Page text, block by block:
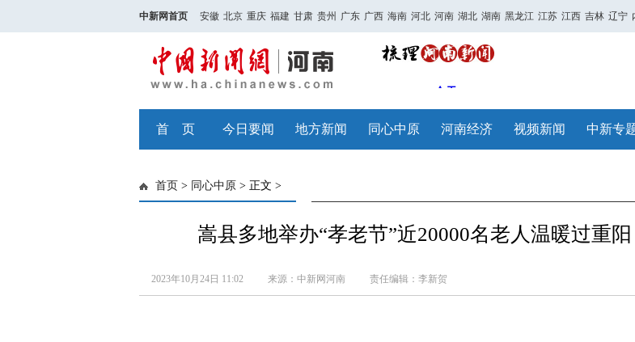
中新网首页 安徽 北京 重庆 福建 甘肃 贵州 广东 广西 海南 河北 河南 湖北 湖南 黑龙江 江苏 江西 吉林 辽宁
首 页 今日要闻 地方新闻 同心中原 河南经济 视频新闻 中新专
首页 > 同心中原 > 正文 >
嵩县多地举办“孝老节”近20000名老人温暖过重阳
2023年10月24日 11:02 来源：中新网河南 责任编辑：李新贺